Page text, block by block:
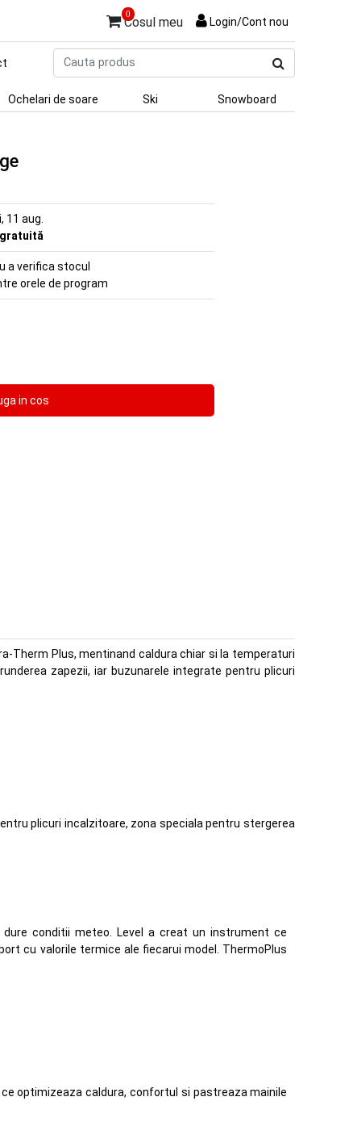
0
Cosul meu Login/Cont nou
produs
Ochelari de soare Ski Snowboard
11 aug.
a verifica stocul
orele de program
Therm Plus, mentinand caldura chiar si la temperaturi
zapezii, iar buzunarele integrate pentru plicuri
plicuri incalzitoare, zona speciala pentru stergerea
conditii meteo. Level a creat un instrument ce
cu valorile termice ale fiecarui model. ThermoPlus
optimizeaza caldura, confortul si pastreaza mainile